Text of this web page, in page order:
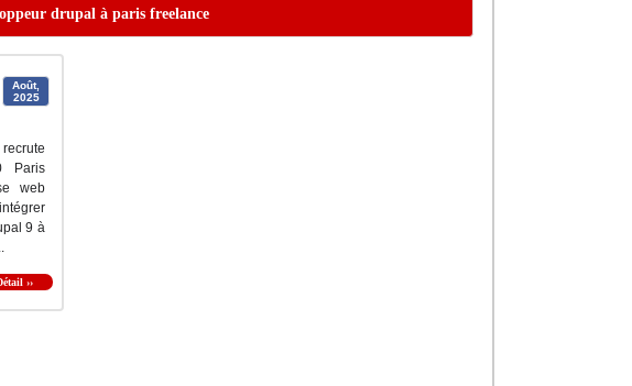
drupal à paris freelance
Août,
2025
Paris
web
9 à
››